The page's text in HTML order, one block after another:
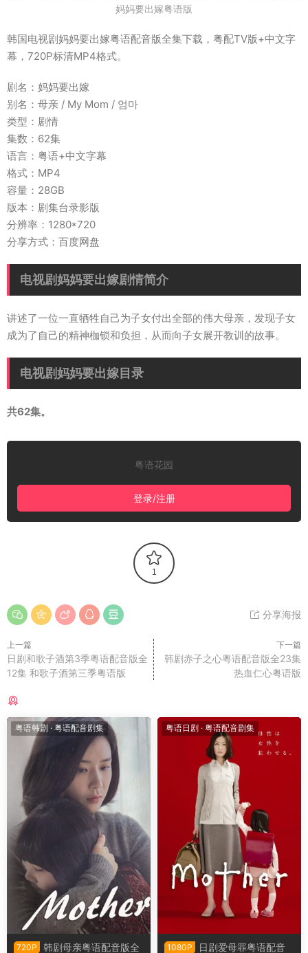
妈妈要出嫁粤语版
韩国电视剧妈妈要出嫁粤语配音版全集下载，粤配TV版+中文字
幕，720P标清MP4格式。
剧名：妈妈要出嫁
别名：母亲 / My Mom / 엄마
类型：剧情
集数：62集
语言：粤语+中文字幕
格式：MP4
容量：28GB
版本：剧集台录影版
分辨率：1280*720
分享方式：百度网盘
电视剧妈妈要出嫁剧情简介
讲述了一位一直牺牲自己为子女付出全部的伟大母亲，发现子女
成为了自己的精神枷锁和负担，从而向子女展开教训的故事。
电视剧妈妈要出嫁目录
共62集。
粤语花园
登录/注册
1
分享海报
上一篇
日剧和歌子酒第3季粤语配音版全
12集 和歌子酒第三季粤语版
下一篇
韩剧赤子之心粤语配音版全23集
热血仁心粤语版
粤语韩剧· 粤语配音剧集
720P 韩剧母亲粤语配音版全
粤语日剧 · 粤语配音剧集
1080P 日剧爱母罪粤语配音